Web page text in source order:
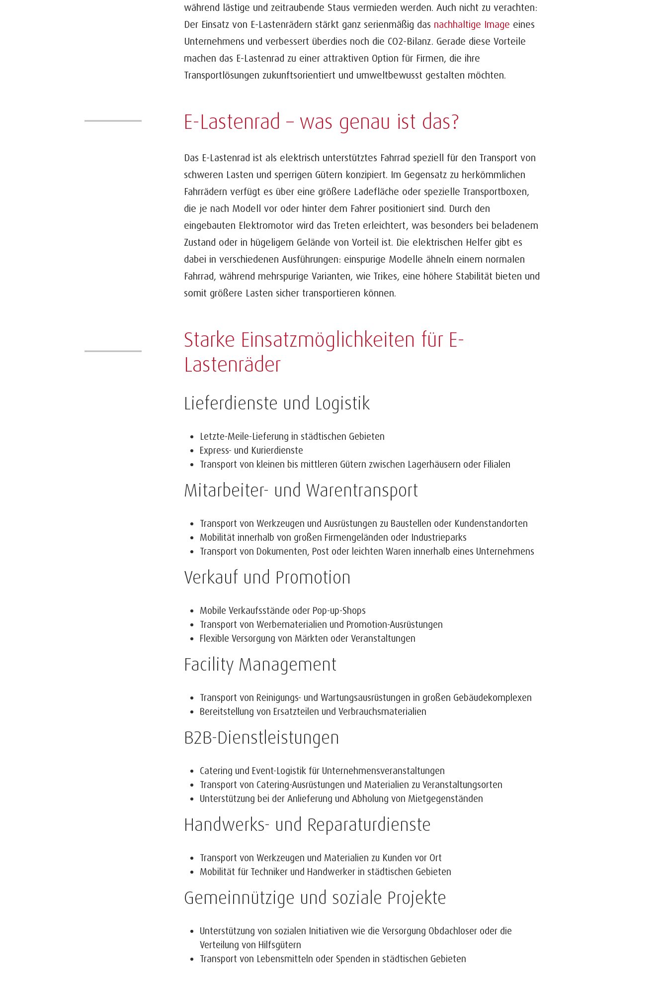
während lästige und zeitraubende Staus vermieden werden. Auch nicht zu verachten:
Der Einsatz von E-Lastenrädern stärkt ganz serienmäßig das nachhaltige Image eines
Unternehmens und verbessert überdies noch die CO2-Bilanz. Gerade diese Vorteile
machen das E-Lastenrad zu einer attraktiven Option für Firmen, die ihre
Transportlösungen zukunftsorientiert und umweltbewusst gestalten möchten.
E-Lastenrad – was genau ist das?
Das E-Lastenrad ist als elektrisch unterstütztes Fahrrad speziell für den Transport von
schweren Lasten und sperrigen Gütern konzipiert. Im Gegensatz zu herkömmlichen
Fahrrädern verfügt es über eine größere Ladefläche oder spezielle Transportboxen,
die je nach Modell vor oder hinter dem Fahrer positioniert sind. Durch den
eingebauten Elektromotor wird das Treten erleichtert, was besonders bei beladenem
Zustand oder in hügeligem Gelände von Vorteil ist. Die elektrischen Helfer gibt es
dabei in verschiedenen Ausführungen: einspurige Modelle ähneln einem normalen
Fahrrad, während mehrspurige Varianten, wie Trikes, eine höhere Stabilität bieten und
somit größere Lasten sicher transportieren können.
Starke Einsatzmöglichkeiten für E-
Lastenräder
Lieferdienste und Logistik
Letzte-Meile-Lieferung in städtischen Gebieten
Express- und Kurierdienste
Transport von kleinen bis mittleren Gütern zwischen Lagerhäusern oder Filialen
Mitarbeiter- und Warentransport
Transport von Werkzeugen und Ausrüstungen zu Baustellen oder Kundenstandorten
Mobilität innerhalb von großen Firmengeländen oder Industrieparks
Transport von Dokumenten, Post oder leichten Waren innerhalb eines Unternehmens
Verkauf und Promotion
Mobile Verkaufsstände oder Pop-up-Shops
Transport von Werbematerialien und Promotion-Ausrüstungen
Flexible Versorgung von Märkten oder Veranstaltungen
Facility Management
Transport von Reinigungs- und Wartungsausrüstungen in großen Gebäudekomplexen
Bereitstellung von Ersatzteilen und Verbrauchsmaterialien
B2B-Dienstleistungen
Catering und Event-Logistik für Unternehmensveranstaltungen
Transport von Catering-Ausrüstungen und Materialien zu Veranstaltungsorten
Unterstützung bei der Anlieferung und Abholung von Mietgegenständen
Handwerks- und Reparaturdienste
Transport von Werkzeugen und Materialien zu Kunden vor Ort
Mobilität für Techniker und Handwerker in städtischen Gebieten
Gemeinnützige und soziale Projekte
Unterstützung von sozialen Initiativen wie die Versorgung Obdachloser oder die
Verteilung von Hilfsgütern
Transport von Lebensmitteln oder Spenden in städtischen Gebieten